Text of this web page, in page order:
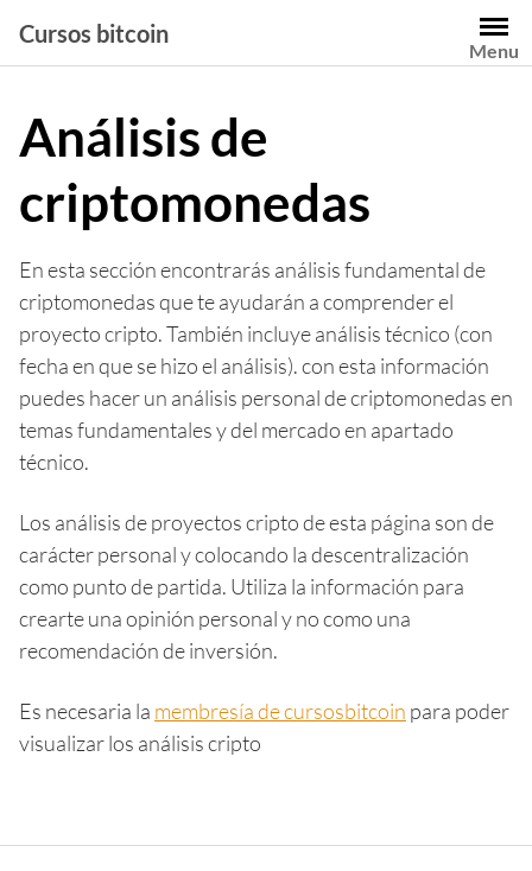
contenido
Cursos bitcoin
Menu
Análisis de
criptomonedas
En esta sección encontrarás análisis fundamental de
criptomonedas que te ayudarán a comprender el
proyecto cripto. También incluye análisis técnico (con
fecha en que se hizo el análisis). con esta información
puedes hacer un análisis personal de criptomonedas en
temas fundamentales y del mercado en apartado
técnico.
Los análisis de proyectos cripto de esta página son de
carácter personal y colocando la descentralización
como punto de partida. Utiliza la información para
crearte una opinión personal y no como una
recomendación de inversión.
Es necesaria la membresía de cursosbitcoin para poder
visualizar los análisis cripto